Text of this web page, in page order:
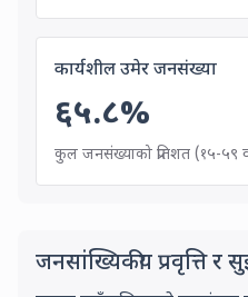
कार्यशील उमेर जनसंख्या
६५.८%
कुल जनसंख्याको प्रतिशत (१५-५९
जनसांख्यिकीय प्रवृत्ति र